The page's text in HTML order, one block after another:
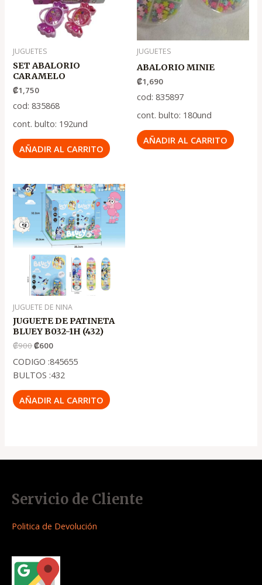
JUGUETES
SET ABALORIO
CARAMELO
₡1,750
cod: 835868
cont. bulto: 192und
AÑADIR AL CARRITO
JUGUETES
ABALORIO MINIE
₡1,690
cod: 835897
cont. bulto: 180und
AÑADIR AL CARRITO
JUGUETE DE NINA
JUGUETE DE PATINETA
BLUEY B032-1H (432)
₡900
El
precio
original
era:
₡900
₡600
El
precio
actual
es:
.
₡600
CODIGO :845655
BULTOS :432
AÑADIR AL CARRITO
Servicio de Cliente
Politica de Devolución